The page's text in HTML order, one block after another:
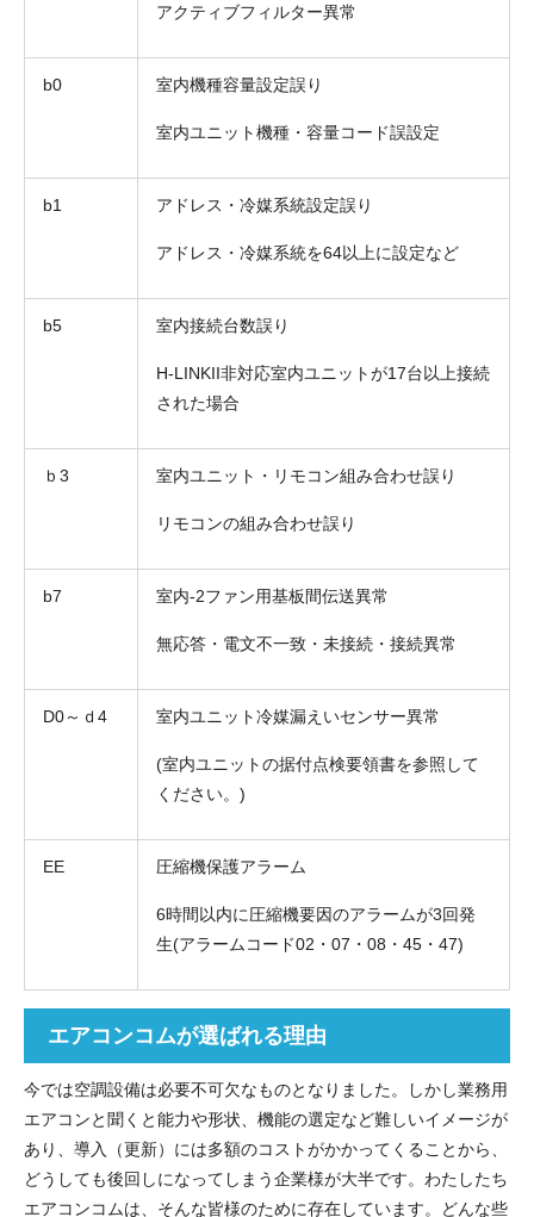
アクティブフィルター異常
b0 室内機種容量設定誤り
室内ユニット機種・容量コード誤設定
b1 アドレス・冷媒系統設定誤り
アドレス・冷媒系統を64以上に設定など
b5 室内接続台数誤り
H-LINKII非対応室内ユニットが17台以上接続
された場合
ｂ3 室内ユニット・リモコン組み合わせ誤り
リモコンの組み合わせ誤り
b7 室内-2ファン用基板間伝送異常
無応答・電文不一致・未接続・接続異常
D0～ｄ4 室内ユニット冷媒漏えいセンサー異常
(室内ユニットの据付点検要領書を参照して
ください。)
EE 圧縮機保護アラーム
6時間以内に圧縮機要因のアラームが3回発
生(アラームコード02・07・08・45・47)
エアコンコムが選ばれる理由
今では空調設備は必要不可欠なものとなりました。しかし業務用
エアコンと聞くと能力や形状、機能の選定など難しいイメージが
あり、導入（更新）には多額のコストがかかってくることから、
どうしても後回しになってしまう企業様が大半です。わたしたち
エアコンコムは、そんな皆様のために存在しています。どんな些